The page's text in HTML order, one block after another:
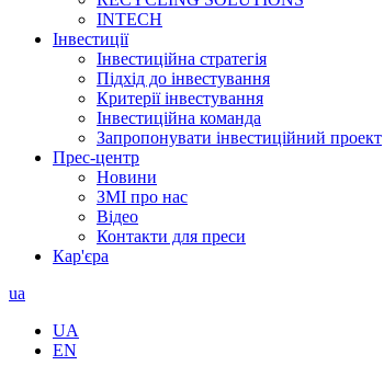
INTECH
Інвестиції
Інвестиційна стратегія
Підхід до інвестування
Критерії інвестування
Інвестиційна команда
Запропонувати інвестиційний проект
Прес-центр
Новини
ЗМІ про нас
Відео
Контакти для преси
Кар'єра
ua
UA
EN